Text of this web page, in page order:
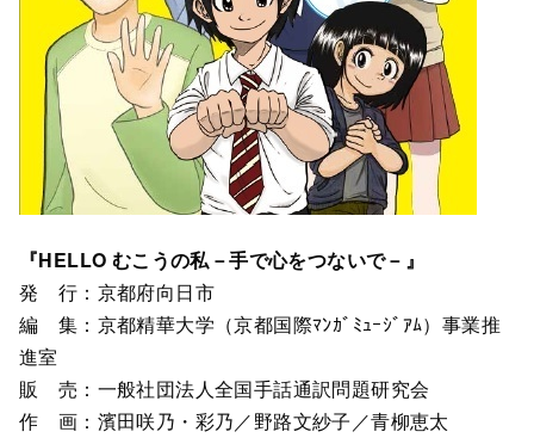
『HELLO むこうの私－手で心をつないで－』
発 行：京都府向日市
編 集：京都精華大学（京都国際ﾏﾝｶﾞﾐｭｰｼﾞｱﾑ）事業推
進室
販 売：一般社団法人全国手話通訳問題研究会
作 画：濱田咲乃・彩乃／野路文紗子／青柳恵太